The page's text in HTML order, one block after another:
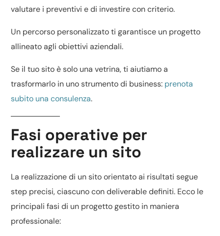
valutare i preventivi e di investire con criterio.
Un percorso personalizzato ti garantisce un progetto
allineato agli obiettivi aziendali.
Se il tuo sito è solo una vetrina, ti aiutiamo a
trasformarlo in uno strumento di business: prenota
subito una consulenza.
Fasi operative per
realizzare un sito
La realizzazione di un sito orientato ai risultati segue
step precisi, ciascuno con deliverable definiti. Ecco le
principali fasi di un progetto gestito in maniera
professionale: